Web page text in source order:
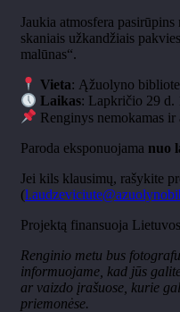
Jaukia atmosfera pasirūpins
skaniais užkandžiais
malūnas“.
Vieta: Ąžuolyno
Laikas: Lapkričio 29 d.
Renginys nemokamas ir
Paroda eksponuojama nuo
Jei kils klausimų, rašykite
(
Projektą finansuoja
Renginio metu bus
informuojame, kad jūs
ar vaizdo įrašuose, kurie
priemonėse.